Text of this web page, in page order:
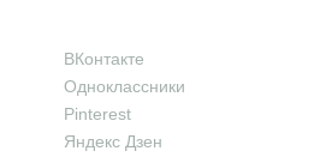
ВКонтакте
Одноклассники
Pinterest
Яндекс Дзен